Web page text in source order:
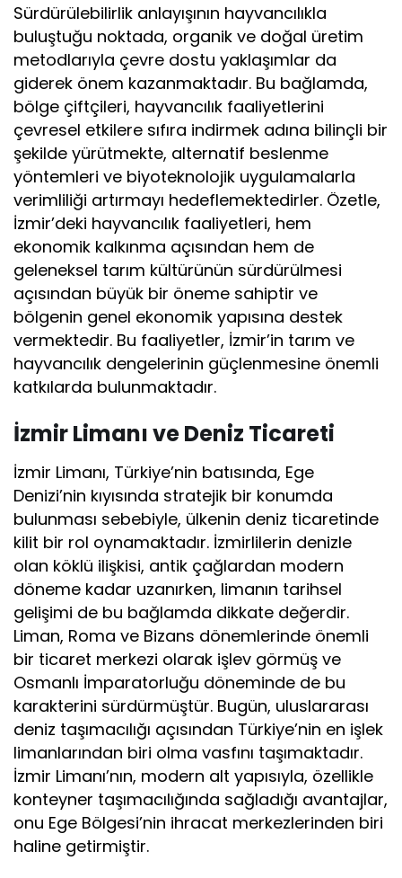
Sürdürülebilirlik anlayışının hayvancılıkla
buluştuğu noktada, organik ve doğal üretim
metodlarıyla çevre dostu yaklaşımlar da
giderek önem kazanmaktadır. Bu bağlamda,
bölge çiftçileri, hayvancılık faaliyetlerini
çevresel etkilere sıfıra indirmek adına bilinçli bir
şekilde yürütmekte, alternatif beslenme
yöntemleri ve biyoteknolojik uygulamalarla
verimliliği artırmayı hedeflemektedirler. Özetle,
İzmir’deki hayvancılık faaliyetleri, hem
ekonomik kalkınma açısından hem de
geleneksel tarım kültürünün sürdürülmesi
açısından büyük bir öneme sahiptir ve
bölgenin genel ekonomik yapısına destek
vermektedir. Bu faaliyetler, İzmir’in tarım ve
hayvancılık dengelerinin güçlenmesine önemli
katkılarda bulunmaktadır.
İzmir Limanı ve Deniz Ticareti
İzmir Limanı, Türkiye’nin batısında, Ege
Denizi’nin kıyısında stratejik bir konumda
bulunması sebebiyle, ülkenin deniz ticaretinde
kilit bir rol oynamaktadır. İzmirlilerin denizle
olan köklü ilişkisi, antik çağlardan modern
döneme kadar uzanırken, limanın tarihsel
gelişimi de bu bağlamda dikkate değerdir.
Liman, Roma ve Bizans dönemlerinde önemli
bir ticaret merkezi olarak işlev görmüş ve
Osmanlı İmparatorluğu döneminde de bu
karakterini sürdürmüştür. Bugün, uluslararası
deniz taşımacılığı açısından Türkiye’nin en işlek
limanlarından biri olma vasfını taşımaktadır.
İzmir Limanı’nın, modern alt yapısıyla, özellikle
konteyner taşımacılığında sağladığı avantajlar,
onu Ege Bölgesi’nin ihracat merkezlerinden biri
haline getirmiştir.